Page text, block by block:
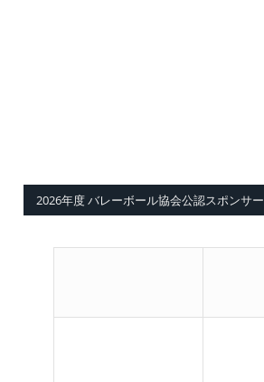
2026年度 バレーボール協会公認スポンサー